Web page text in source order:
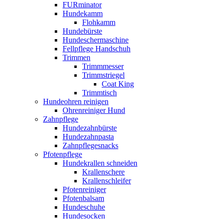
FURminator
Hundekamm
Flohkamm
Hundebürste
Hundeschermaschine
Fellpflege Handschuh
Trimmen
Trimmmesser
Trimmstriegel
Coat King
Trimmtisch
Hundeohren reinigen
Ohrenreiniger Hund
Zahnpflege
Hundezahnbürste
Hundezahnpasta
Zahnpflegesnacks
Pfotenpflege
Hundekrallen schneiden
Krallenschere
Krallenschleifer
Pfotenreiniger
Pfotenbalsam
Hundeschuhe
Hundesocken